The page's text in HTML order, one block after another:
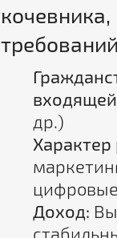
др.)
Доход: